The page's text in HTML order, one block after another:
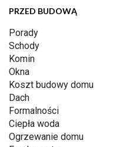
PRZED BUDOWĄ
Porady
Schody
Komin
Okna
Koszt budowy domu
Dach
Formalności
Ciepła woda
Ogrzewanie domu